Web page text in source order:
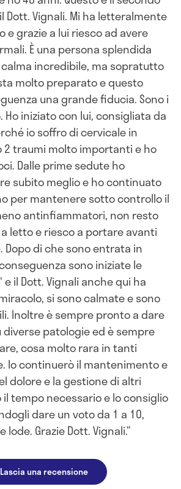
Dott. Vignali. Mi ha letteralmente
e grazie a lui riesco ad avere
È una persona splendida
incredibile, ma sopratutto
molto preparato e questo
una grande fiducia. Sono i
iniziato con lui, consigliata da
io soffro di cervicale in
traumi molto importanti e ho
Dalle prime sedute ho
subito meglio e ho continuato
per mantenere sotto controllo il
antinfiammatori, non resto
letto e riesco a portare avanti
Dopo di che sono entrata in
sono iniziate le
il Dott. Vignali anche qui ha
si sono calmate e sono
Inoltre è sempre pronto a dare
patologie ed è sempre
cosa molto rara in tanti
Io continuerò il mantenimento e
dolore e la gestione di altri
tempo necessario e lo consiglio
dare un voto da 1 a 10,
lode. Grazie Dott. Vignali.
Lascia una recensione